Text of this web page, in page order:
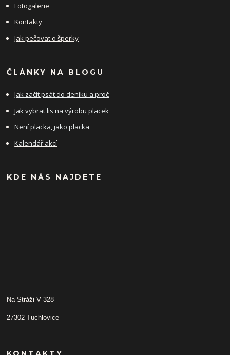
Fotogalerie
Kontakty
Jak pečovat o šperky
ČLÁNKY NA BLOGU
Jak začít psát do deníku a proč
Jak vybrat lis na výrobu placek
Není placka, jako placka
Kalendář akcí
KDE NÁS NAJDETE
Na Stráži V 328
27302 Tuchlovice